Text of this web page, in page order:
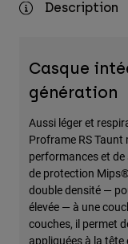
Accessoires
Sacs et sacs à dos
Chapeaux et
Voir tout
Description
Casque
génération
Aussi léger et
Proframe RS
performances et
de protection
double densité —
élevée — à une
couches, il permet
appliquées à la